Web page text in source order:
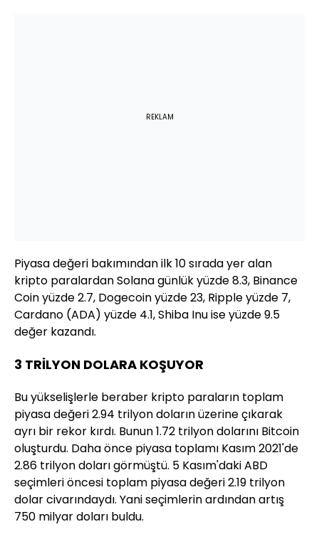
REKLAM
Piyasa değeri bakımından ilk 10 sırada yer alan
kripto paralardan Solana günlük yüzde 8.3, Binance
Coin yüzde 2.7, Dogecoin yüzde 23, Ripple yüzde 7,
Cardano (ADA) yüzde 4.1, Shiba Inu ise yüzde 9.5
değer kazandı.
3 TRİLYON DOLARA KOŞUYOR
Bu yükselişlerle beraber kripto paraların toplam
piyasa değeri 2.94 trilyon doların üzerine çıkarak
ayrı bir rekor kırdı. Bunun 1.72 trilyon dolarını Bitcoin
oluşturdu. Daha önce piyasa toplamı Kasım 2021'de
2.86 trilyon doları görmüştü. 5 Kasım'daki ABD
seçimleri öncesi toplam piyasa değeri 2.19 trilyon
dolar civarındaydı. Yani seçimlerin ardından artış
750 milyar doları buldu.